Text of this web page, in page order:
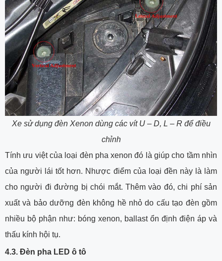
Xe sử dụng đèn Xenon dùng các vít U – D, L – R để điều
chỉnh
Tính ưu việt của loại đèn pha xenon đó là giúp cho tầm nhìn
của người lái tốt hơn. Nhược điểm của loại đền này là làm
cho người đi đường bị chói mắt. Thêm vào đó, chi phí sản
xuất và bảo dưỡng đèn không hề nhỏ do cấu tạo đèn gồm
nhiều bộ phận như: bóng xenon, ballast ổn định điện áp và
thấu kính hội tụ.
4.3. Đèn pha LED ô tô